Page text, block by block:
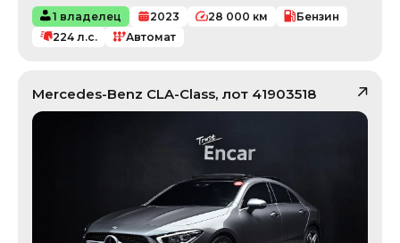
1 владелец 2023 28 000 км
Бензин
224 л.с. Автомат
Mercedes-Benz CLA-Class, лот 41903518